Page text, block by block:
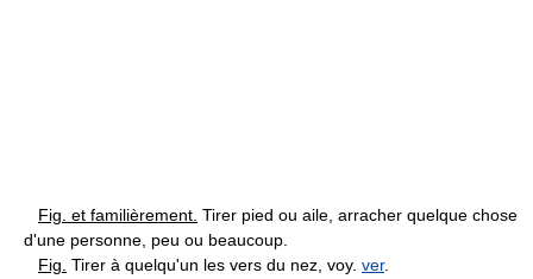
Fig. et familièrement. Tirer pied ou aile, arracher quelque chose
d'une personne, peu ou beaucoup.
Fig. Tirer à quelqu'un les vers du nez, voy. ver.